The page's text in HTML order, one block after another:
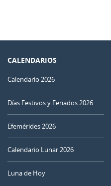
CALENDARIOS
Calendario 2026
Días Festivos y Feriados 2026
Efemérides 2026
Calendario Lunar 2026
Luna de Hoy